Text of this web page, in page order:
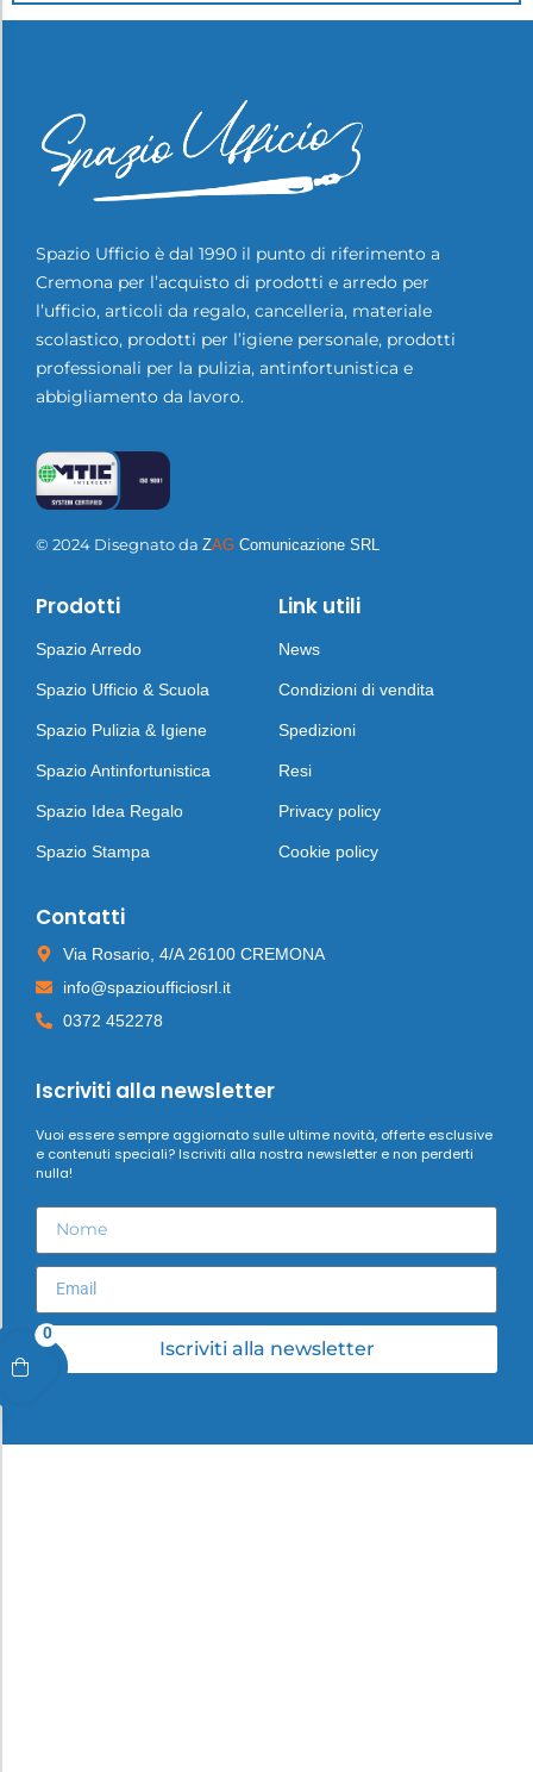
0
Spazio Ufficio è dal 1990 il punto di riferimento a
Cremona per l’acquisto di prodotti e arredo per
l’ufficio, articoli da regalo, cancelleria, materiale
scolastico, prodotti per l’igiene personale, prodotti
professionali per la pulizia, antinfortunistica e
abbigliamento da lavoro.
© 2024 Disegnato da ZAG Comunicazione SRL
Prodotti
Spazio Arredo
Spazio Ufficio & Scuola
Spazio Pulizia & Igiene
Spazio Antinfortunistica
Spazio Idea Regalo
Spazio Stampa
Link utili
News
Condizioni di vendita
Spedizioni
Resi
Privacy policy
Cookie policy
Contatti
Via Rosario, 4/A 26100 CREMONA
info@spazioufficiosrl.it
0372 452278
Iscriviti alla newsletter
Vuoi essere sempre aggiornato sulle ultime novità, offerte esclusive
e contenuti speciali? Iscriviti alla nostra newsletter e non perderti
nulla!
Iscriviti alla newsletter